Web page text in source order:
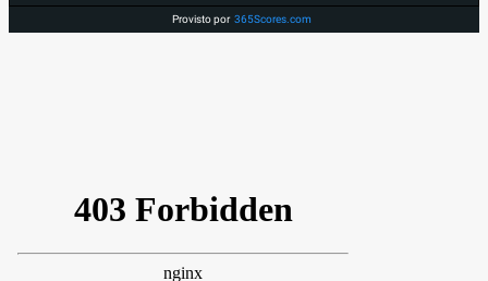
Provisto por 365Scores.com